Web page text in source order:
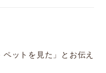
ットを見た」とお伝え